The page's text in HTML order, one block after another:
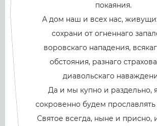
покаяния.
А дом наш и всех нас,
сохрани от огненнаго
воровскаго нападения,
обстояния, разнаго
диавольскаго
Да и мы купно и раздельно,
сокровенно будем
Святое всегда, ныне и присно,